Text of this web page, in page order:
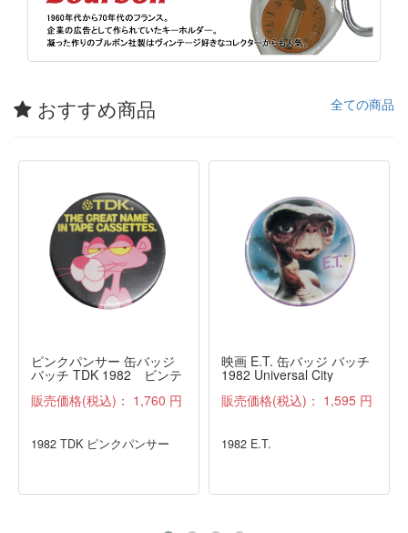
おすすめ商品 全ての商品
ピンクパンサー 缶バッジ
バッチ TDK 1982 ビンテ
ージ
販売価格(税込)： 1,760 円
1982 TDK ピンクパンサー
映画 E.T. 缶バッジ バッチ
1982 Universal City
販売価格(税込)： 1,595 円
1982 E.T.